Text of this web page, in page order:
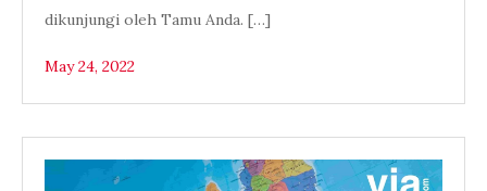
dikunjungi oleh Tamu Anda. […]
May 24, 2022